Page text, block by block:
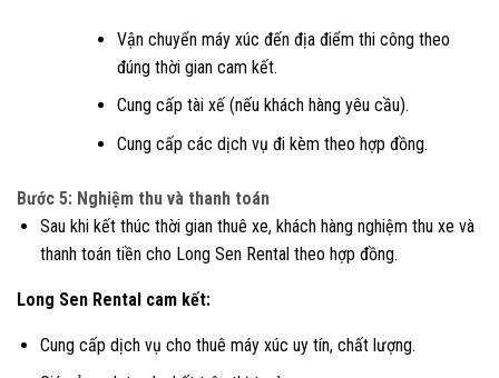
Vận chuyển máy xúc đến địa điểm thi công theo
đúng thời gian cam kết.
Cung cấp tài xế (nếu khách hàng yêu cầu).
Cung cấp các dịch vụ đi kèm theo hợp đồng.
Bước 5: Nghiệm thu và thanh toán
Sau khi kết thúc thời gian thuê xe, khách hàng nghiệm thu xe và
thanh toán tiền cho Long Sen Rental theo hợp đồng.
Long Sen Rental cam kết:
Cung cấp dịch vụ cho thuê máy xúc uy tín, chất lượng.